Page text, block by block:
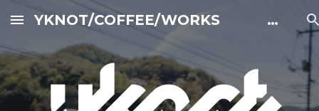
Skip to main content Skip to navigation
YKNOT/COFFEE/WORKS 公式サイト